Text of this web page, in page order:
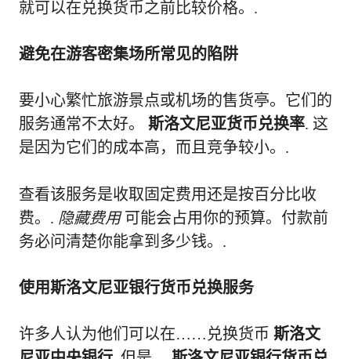
就可以在兑换货币之前比较价格。.
避免在游客密集场所常见的陷阱
要小心繁忙旅游景点或机场的售货亭。它们的
服务通常不太好。 斯洛文尼亚货币兑换率. 这
是因为它们的成本高，而且竞争较小。.
查看该服务是收取固定费用还是按百分比收
费。. 隐藏费用可能会占用你的预算。付款前
务必问清楚你能拿到多少钱。.
使用斯洛文尼亚银行货币兑换服务
许多人认为他们可以在……兑换货币 斯洛文